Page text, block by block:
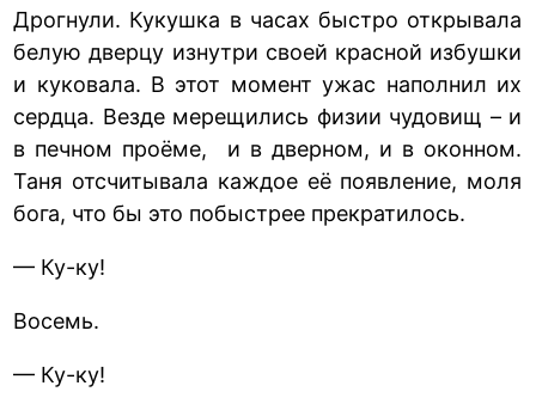
Дрогнули. Кукушка в часах быстро открывала
белую дверцу изнутри своей красной избушки
и куковала. В этот момент ужас наполнил их
сердца. Везде мерещились физии чудовищ – и
в печном проёме, и в дверном, и в оконном.
Таня отсчитывала каждое её появление, моля
бога, что бы это побыстрее прекратилось.
— Ку-ку!
Восемь.
— Ку-ку!